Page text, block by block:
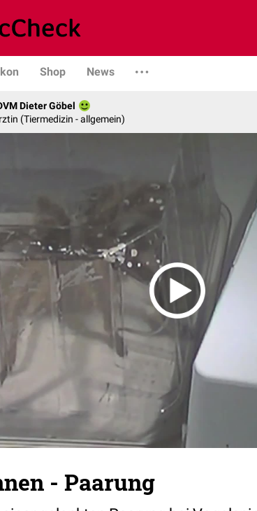
Shop News
Dieter Göbel
(Tiermedizin - allgemein)
- Paarung